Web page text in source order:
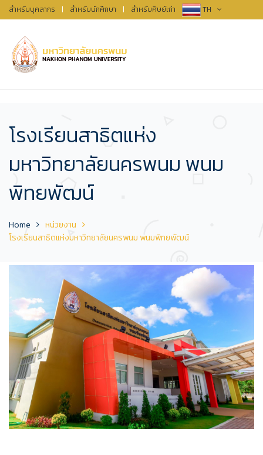
สำหรับบุคลากร | สำหรับนักศึกษา | สำหรับศิษย์เก่า TH
โรงเรียนสาธิตแห่ง
มหาวิทยาลัยนครพนม พนม
พิทยพัฒน์
Home
หน่วยงาน
โรงเรียนสาธิตแห่งมหาวิทยาลัยนครพนม พนมพิทยพัฒน์